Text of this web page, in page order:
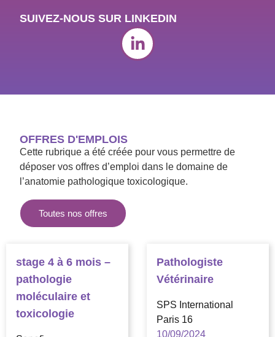
SUIVEZ-NOUS SUR LINKEDIN
stage 4 à 6 mois –
pathologie
moléculaire et
toxicologie
Pathologiste
Vétérinaire
SPS International
Paris 16
10/09/2024
OFFRES D'EMPLOIS
Cette rubrique a été créée pour vous permettre de
déposer vos offres d’emploi dans le domaine de
l’anatomie pathologique toxicologique.
Toutes nos offres